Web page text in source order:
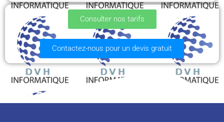
Consulter nos tarifs
Contactez-nous pour un devis gratuit